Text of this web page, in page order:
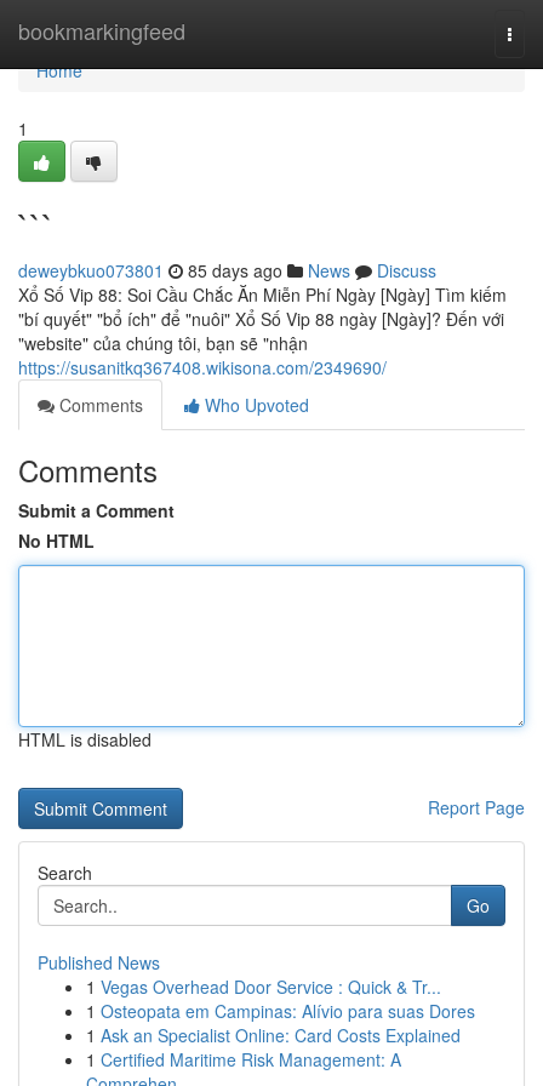
bookmarkingfeed
Home
Home
1
```
deweybkuo073801 85 days ago News
Discuss
Xổ Số Vip 88: Soi Cầu Chắc Ăn Miễn Phí Ngày [Ngày] Tìm kiếm
"bí quyết" "bổ ích" để "nuôi" Xổ Số Vip 88 ngày [Ngày]? Đến với
"website" của chúng tôi, bạn sẽ "nhận
https://susanitkq367408.wikisona.com/2349690/
Comments
Who Upvoted
Comments
Submit a Comment
No HTML
HTML is disabled
Report Page
Search
Go
Published News
1 Vegas Overhead Door Service : Quick & Tr...
1 Osteopata em Campinas: Alívio para suas Dores
1 Ask an Specialist Online: Card Costs Explained
1 Certified Maritime Risk Management: A